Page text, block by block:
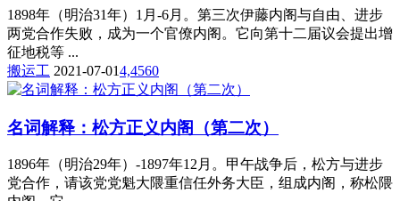
1898年（明治31年）1月-6月。第三次伊藤内阁与自由、进步
两党合作失败，成为一个官僚内阁。它向第十二届议会提出增
征地税等 ...
搬运工 2021-07-014,4560
名词解释：松方正义内阁（第二次）
1896年（明治29年）-1897年12月。甲午战争后，松方与进步
党合作，请该党党魁大隈重信任外务大臣，组成内阁，称松隈